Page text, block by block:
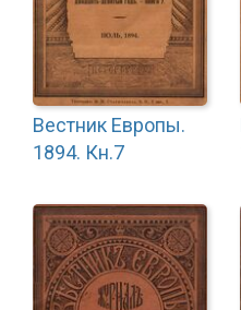
Вестник Европы.
1894. Кн.7